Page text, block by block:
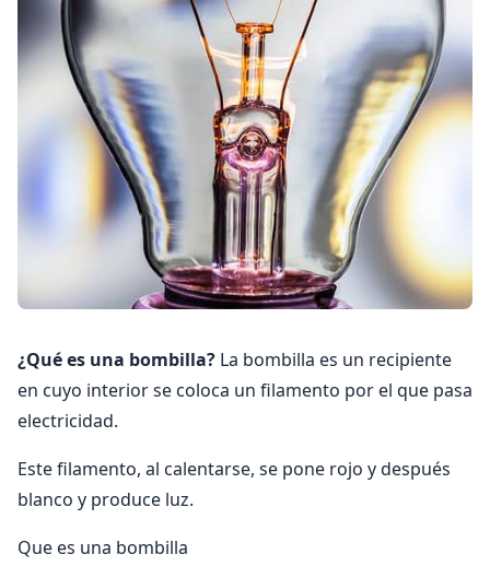
¿Qué es una bombilla? La bombilla es un recipiente
en cuyo interior se coloca un filamento por el que pasa
electricidad.
Este filamento, al calentarse, se pone rojo y después
blanco y produce luz.
Que es una bombilla